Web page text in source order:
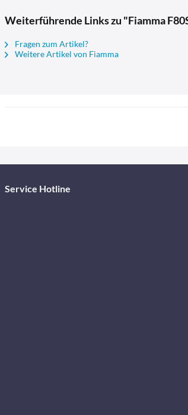
Weiterführende Links zu "Fiamma
Fragen zum Artikel?
Weitere Artikel von Fiamma
Service Hotline